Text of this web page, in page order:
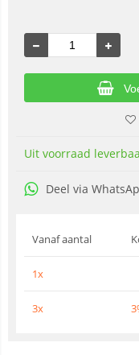
Uit voorraad
Deel via
Vanaf aantal
1x
3x